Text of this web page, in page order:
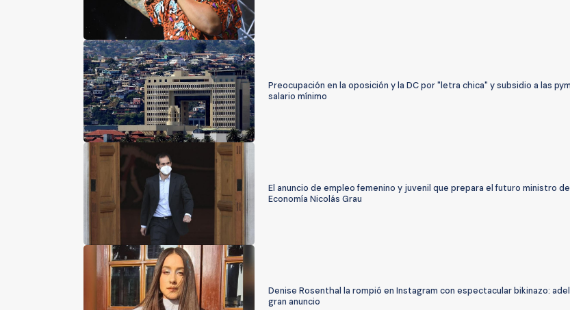
Preocupación en la oposición y la DC por "letra chica" y subsidio a las
salario mínimo
El anuncio de empleo femenino y juvenil que prepara el futuro ministro de
Economía Nicolás Grau
Denise Rosenthal la rompió en Instagram con espectacular bikinazo:
gran anuncio